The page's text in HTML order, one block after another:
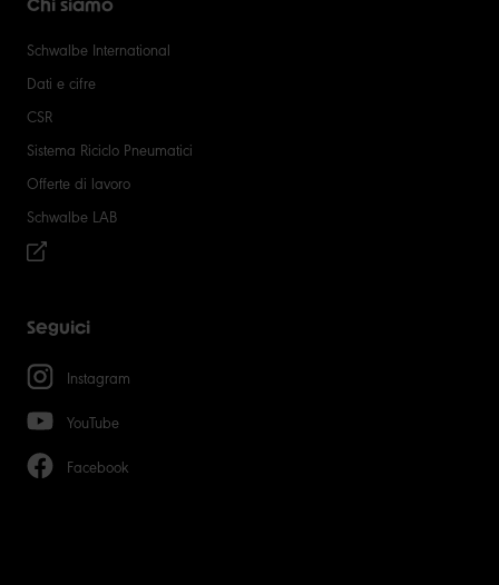
Chi siamo
Schwalbe International
Dati e cifre
CSR
Sistema Riciclo Pneumatici
Offerte di lavoro
Schwalbe LAB
Seguici
Instagram
YouTube
Facebook